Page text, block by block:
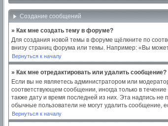
Создание сообщений
» Как мне создать тему в форуме?
Для создания новой темы в форуме щёлкните по
внизу страниц форума или темы. Например: «Вы
Вернуться к началу
» Как мне отредактировать или удалить сообщение?
Если вы не являетесь администратором или
соответствующем сообщении, иногда только в
также дату и время последней из них. Эта надпись
обычные пользователи не могут удалить сообщение,
Вернуться к началу